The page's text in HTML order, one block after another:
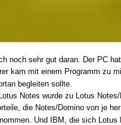
noch sehr gut daran. Der PC
kam mit einem Programm zu
begleiten sollte.
Notes wurde zu Lotus
die Notes/Domino von je
Und IBM, die sich